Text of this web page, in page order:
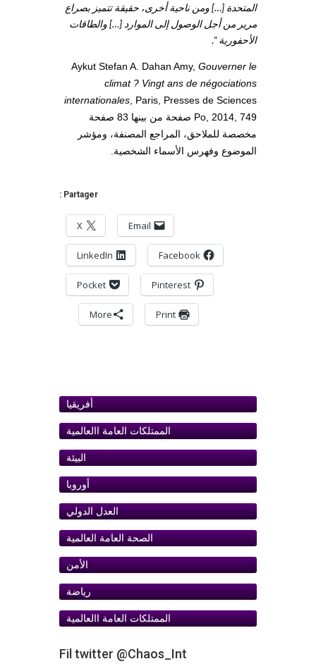
المتحدة […] ومن ناحية أخرى، حقيقة تتميز بصراع
مرير من أجل الوصول إلى الموارد […] والطاقات
الأحفورية“.
Aykut Stefan A. Dahan Amy, Gouverner le
climat ? Vingt ans de négociations
internationales , Paris, Presses de Sciences
Po, 2014, 749 صفحة من بينها 83 صفحة
مخصصة للملاحق، المراجع المصنفة، ومؤشر
الموضوع وفهرس الأسماء الشخصية.
Partager :
Email
X
Facebook
LinkedIn
Pinterest
Pocket
Print
More
أفريقيا
الممتلكات العامة اﺍلعالمية
البيئة
أوروبا
ﺍلعدل الدولي
الصحة العامة العالمية
الأمن
رياضة
الممتلكات العامة اﺍلعالمية
Fil twitter @Chaos_Int